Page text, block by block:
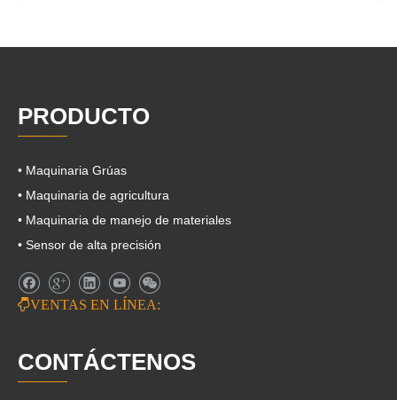
PRODUCTO
• Maquinaria Grúas
• Maquinaria de agricultura
• Maquinaria de manejo de materiales
• Sensor de alta precisión
VENTAS EN LÍNEA:
CONTÁCTENOS